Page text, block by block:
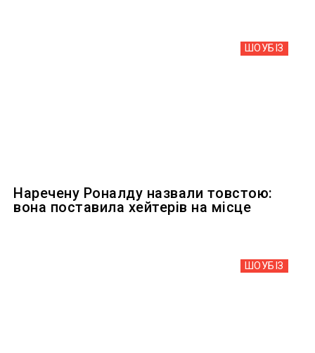
ШОУБIЗ
Наречену Роналду назвали товстою:
вона поставила хейтерів на місце
ШОУБIЗ